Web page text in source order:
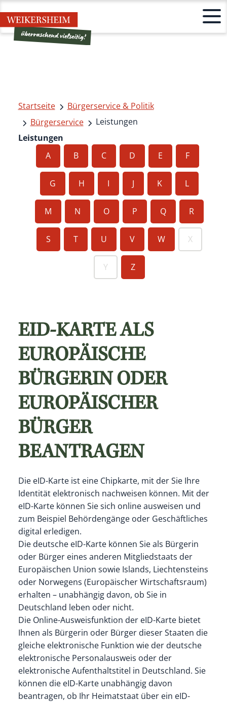
Startseite
Bürgerservice & Politik
Bürgerservice
Leistungen
Leistungen
A
B C D E F
G H I J K L
M N O P Q R
S T U V W X
Y Z
EID-KARTE ALS
EUROPÄISCHE
BÜRGERIN ODER
EUROPÄISCHER
BÜRGER
BEANTRAGEN
Die eID-Karte ist eine Chipkarte, mit der Sie Ihre
Identität elektronisch nachweisen können. Mit der
eID-Karte können Sie sich online ausweisen und
zum Beispiel Behördengänge oder Geschäftliches
digital erledigen.
Die deutsche eID-Karte können Sie als Bürgerin
oder Bürger eines anderen Mitgliedstaats der
Europäischen Union sowie Islands, Liechtensteins
oder Norwegens (Europäischer Wirtschaftsraum)
erhalten – unabhängig davon, ob Sie in
Deutschland leben oder nicht.
Die Online-Ausweisfunktion der eID-Karte bietet
Ihnen als Bürgerin oder Bürger dieser Staaten die
gleiche elektronische Funktion wie der deutsche
elektronische Personalausweis oder der
elektronische Aufenthaltstitel in Deutschland. Sie
können die eID-Karte unabhängig davon
beantragen, ob Ihr Heimatstaat über ein eID-